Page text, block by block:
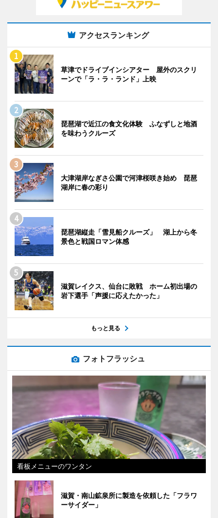
アクセスランキング
草津でドライブインシアター 屋外のスクリ
ーンで「ラ・ラ・ランド」上映
琵琶湖で近江の食文化体験 ふなずしと地酒
を味わうクルーズ
大津湖岸なぎさ公園で河津桜咲き始め 琵琶
湖岸に春の彩り
琵琶湖縦走「雪見船クルーズ」 湖上から冬
景色と戦国ロマン体感
滋賀レイクス、仙台に敗戦 ホーム初出場の
岩下選手「声援に応えたかった」
もっと見る
フォトフラッシュ
看板メニューのワンタン
滋賀・南山鉱泉所に製造を依頼した「フラワ
ーサイダー」